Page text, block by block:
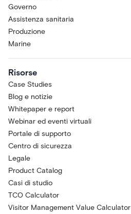
Governo
Assistenza sanitaria
Produzione
Marine
Risorse
Case Studies
Blog e notizie
Whitepaper e report
Webinar ed eventi virtuali
Portale di supporto
Centro di sicurezza
Legale
Product Catalog
Casi di studio
TCO Calculator
Visitor Management Value Calculator